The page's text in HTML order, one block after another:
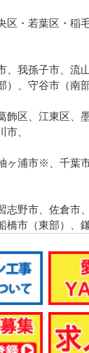
・若葉区・稲
、我孫子市、流
、守谷市（南部
飾区、江東区、
、
ヶ浦市※、千葉
野市、佐倉市
橋市（東部）、